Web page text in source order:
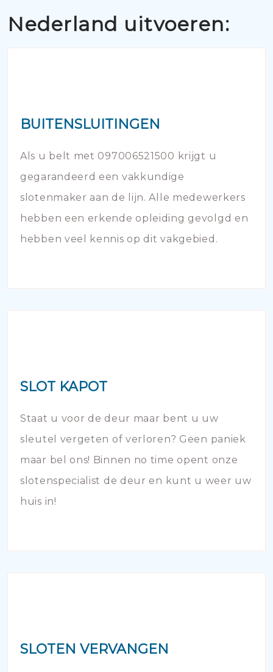
Nederland uitvoeren:
BUITENSLUITINGEN
Als u belt met 097006521500 krijgt u
gegarandeerd een vakkundige
slotenmaker aan de lijn. Alle medewerkers
hebben een erkende opleiding gevolgd en
hebben veel kennis op dit vakgebied.
SLOT KAPOT
Staat u voor de deur maar bent u uw
sleutel vergeten of verloren? Geen paniek
maar bel ons! Binnen no time opent onze
slotenspecialist de deur en kunt u weer uw
huis in!
SLOTEN VERVANGEN